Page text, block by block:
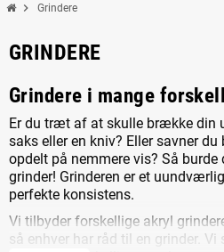
chevron_right Grindere
GRINDERE
Grindere i mange
Er du træt af at skulle brække din
saks eller en kniv? Eller savner
opdelt på nemmere vis? Så burde
grinder! Grinderen er et
perfekte konsistens.
Vi tilbyder forskellige akryl
så enhver har råd til en grinder.